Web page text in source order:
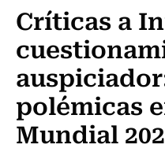
Críticas a
polémicas
Mundial